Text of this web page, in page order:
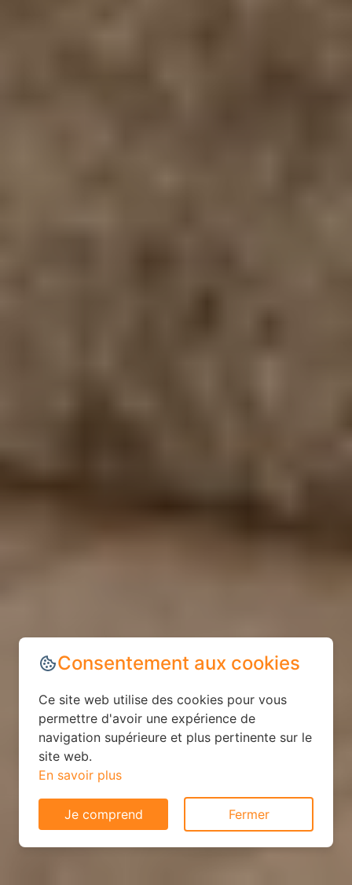
Consentement aux cookies
Ce site web utilise des cookies pour vous
permettre d'avoir une expérience de
navigation supérieure et plus pertinente sur le
site web.
En savoir plus
Je comprend Fermer